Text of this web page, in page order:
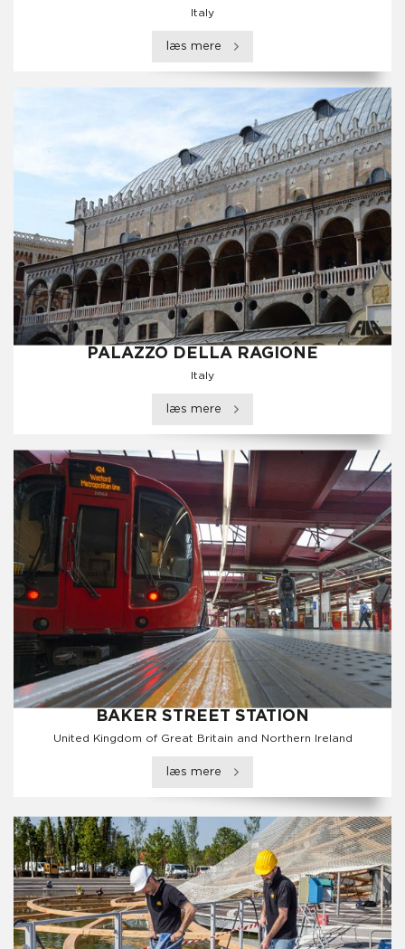
Italy
læs mere
PALAZZO DELLA RAGIONE
Italy
læs mere
BAKER STREET STATION
United Kingdom of Great Britain and Northern Ireland
læs mere